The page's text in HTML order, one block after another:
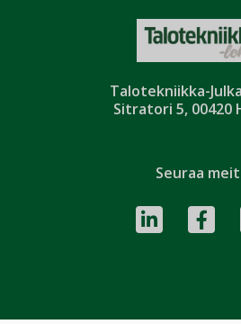
Talotekniikka-
Sitratori 5, 00420
Seuraa